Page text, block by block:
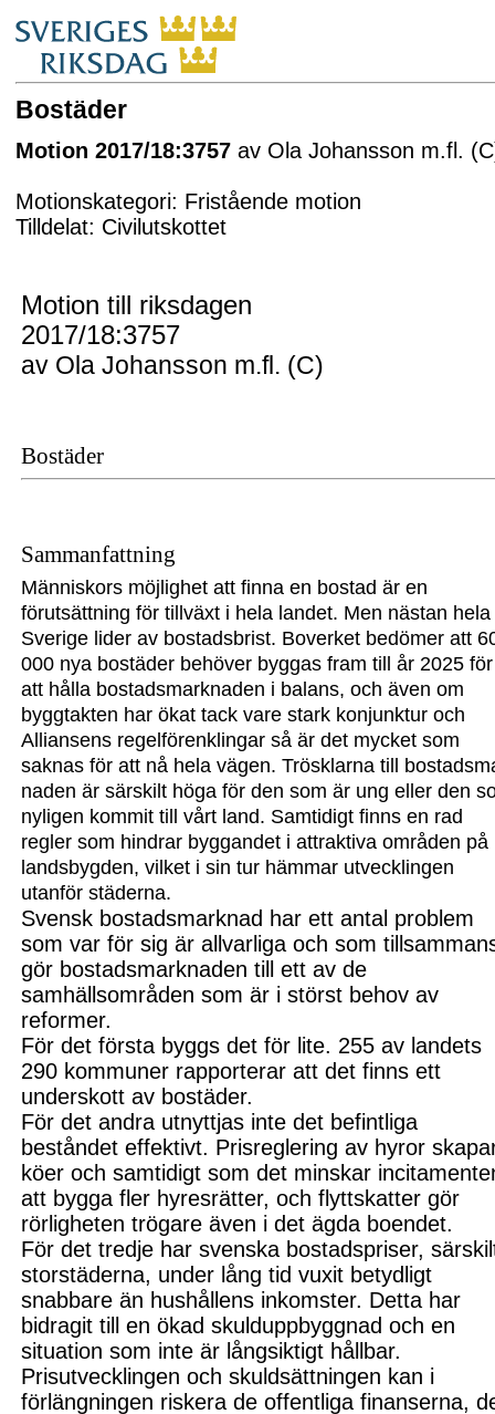
Bostäder
Motion 2017/18:3757 av Ola Johansson m.fl.
Motionskategori: Fristående motion
Tilldelat: Civilutskottet
Motion till riksdagen
2017/18:3757
av Ola Johansson m.fl. (C)
Bostäder
Sammanfattning
Människors möjlighet att finna en bostad är en
förutsättning för tillväxt i hela landet. Men nästan hela
Sverige lider av bostadsbrist. Boverket bedömer att
000 nya bostäder behöver byggas fram till år 2025 för
att hålla bostadsmarknaden i balans, och även om
byggtakten har ökat tack vare stark konjunktur och
Alliansens regelförenklingar så är det mycket som
saknas för att nå hela vägen. Trösklarna till
naden är särskilt höga för den som är ung eller den
nyligen kommit till vårt land. Samtidigt finns en rad
regler som hindrar byggandet i attraktiva områden på
landsbygden, vilket i sin tur hämmar utvecklingen
utanför städerna.
Svensk bostadsmarknad har ett antal problem
som var för sig är allvarliga och som
gör bostadsmarknaden till ett av de
samhällsområden som är i störst behov av
reformer.
För det första byggs det för lite. 255 av landets
290 kommuner rapporterar att det finns ett
underskott av bostäder.
För det andra utnyttjas inte det befintliga
beståndet effektivt. Prisreglering av hyror
köer och samtidigt som det minskar
att bygga fler hyresrätter, och flyttskatter gör
rörligheten trögare även i det ägda boendet.
För det tredje har svenska bostadspriser,
storstäderna, under lång tid vuxit betydligt
snabbare än hushållens inkomster. Detta har
bidragit till en ökad skulduppbyggnad och en
situation som inte är långsiktigt hållbar.
Prisutvecklingen och skuldsättningen kan i
förlängningen riskera de offentliga finanserna,